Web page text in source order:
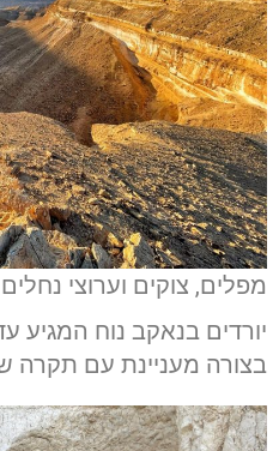
מפלים, צוקים וערוצי
יורדים בנאקב נוח המגיע
בצורה מעניינת עם תקרה